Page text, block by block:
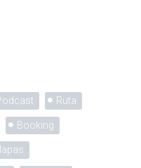
Ruta
Booking